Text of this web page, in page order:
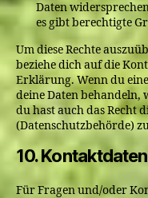
Daten
es gibt berechtigte
Um diese Rechte
beziehe dich auf die
Erklärung. Wenn du
deine Daten behandeln,
du hast auch das Recht
(Datenschutzbehörde)
10. Kontaktdaten
Für Fragen und/oder